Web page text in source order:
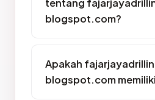
tentang
blogspot.com?
Apakah
blogspot.com